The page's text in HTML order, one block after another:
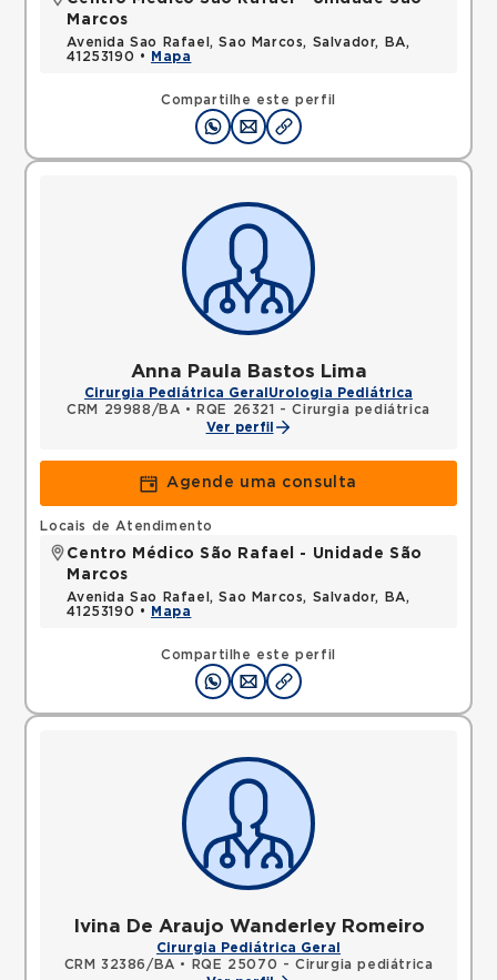
Compartilhe este perfil
Marcos
Avenida Sao Rafael, Sao Marcos, Salvador, BA,
41253190 •
Mapa
Anna Paula Bastos Lima
Cirurgia Pediátrica Geral Urologia Pediátrica
CRM 29988/BA •
RQE 26321 - Cirurgia pediátrica
Ver perfil
Agende uma consulta
Compartilhe este perfil
Locais de Atendimento
Centro Médico São Rafael - Unidade São
Marcos
Avenida Sao Rafael, Sao Marcos, Salvador, BA,
41253190 •
Mapa
Ivina De Araujo Wanderley Romeiro
Cirurgia Pediátrica Geral
CRM 32386/BA •
RQE 25070 - Cirurgia pediátrica